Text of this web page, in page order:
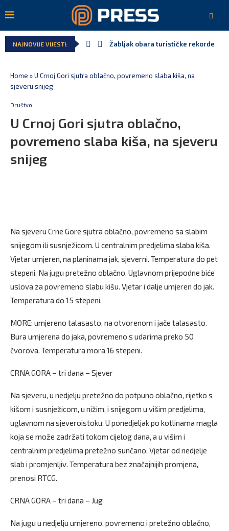
NAJNOVIJE VIJESTI: Žabljak obara turističke rekorde
Home »U Crnoj Gori sjutra oblačno, povremeno slaba kiša, na
sjeveru snijeg
Društvo
U Crnoj Gori sjutra oblačno,
povremeno slaba kiša, na sjeveru
snijeg
Na sjeveru Crne Gore sjutra oblačno, povremeno sa slabim
snijegom ili susnježicom. U centralnim predjelima slaba kiša.
Vjetar umjeren, na planinama jak, sjeverni. Temperatura do pet
stepeni. Na jugu pretežno oblačno. Uglavnom prijepodne biće
uslova za povremeno slabu kišu. Vjetar i dalje umjeren do jak.
Temperatura do 15 stepeni.
MORE: umjereno talasasto, na otvorenom i jače talasasto.
Bura umjerena do jaka, povremeno s udarima preko 50
čvorova. Temperatura mora 16 stepeni.
CRNA GORA – tri dana – Sjever
Na sjeveru, u nedjelju pretežno do potpuno oblačno, rijetko s
kišom i susnježicom, u nižim, i snijegom u višim predjelima,
uglavnom na sjeveroistoku. U ponedjeljak po kotlinama magla
koja se može zadržati tokom cijelog dana, a u višim i
centralnim predjelima pretežno sunčano. Vjetar od nedjelje
slab i promjenljiv. Temperatura bez značajnijih promjena,
prenosi RTCG.
CRNA GORA – tri dana – Jug
Na jugu u nedjelju umjereno, povremeno i pretežno oblačno,